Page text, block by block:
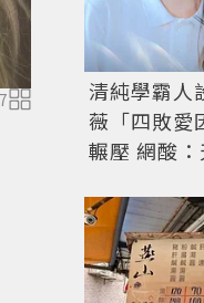
7 圖／擷自 Beats
清純學霸人
薇「四敗愛
輾壓 網酸